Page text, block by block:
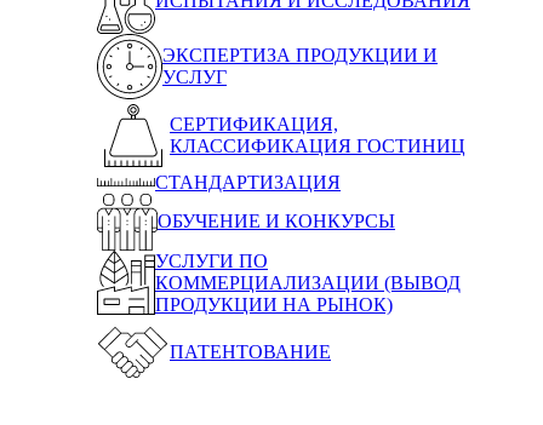
ЭКСПЕРТИЗА ПРОДУКЦИИ И
УСЛУГ
СЕРТИФИКАЦИЯ,
КЛАССИФИКАЦИЯ ГОСТИНИЦ
СТАНДАРТИЗАЦИЯ
ОБУЧЕНИЕ И КОНКУРСЫ
УСЛУГИ ПО
КОММЕРЦИАЛИЗАЦИИ (ВЫВОД
ПРОДУКЦИИ НА РЫНОК)
ПАТЕНТОВАНИЕ